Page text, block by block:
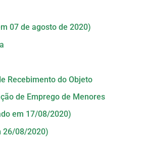
07 de agosto de 2020)
Recebimento do Objeto
de Emprego de Menores
em 17/08/2020)
26/08/2020)